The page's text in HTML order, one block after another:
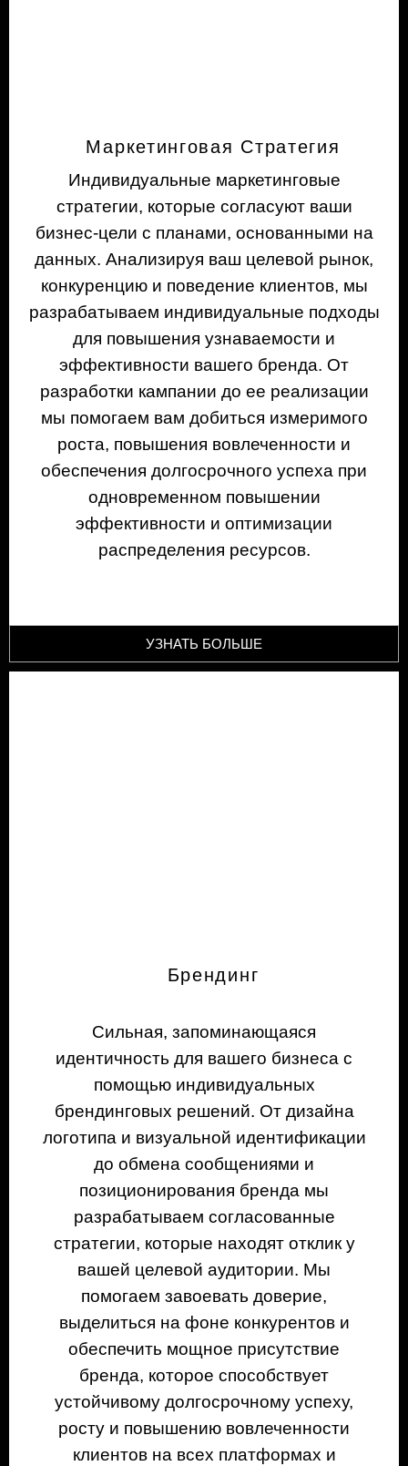
Маркетинговая Стратегия
Индивидуальные маркетинговые
стратегии, которые согласуют ваши
бизнес-цели с планами, основанными на
данных. Анализируя ваш целевой рынок,
конкуренцию и поведение клиентов, мы
разрабатываем индивидуальные подходы
для повышения узнаваемости и
эффективности вашего бренда. От
разработки кампании до ее реализации
мы помогаем вам добиться измеримого
роста, повышения вовлеченности и
обеспечения долгосрочного успеха при
одновременном повышении
эффективности и оптимизации
распределения ресурсов.
УЗНАТЬ БОЛЬШЕ
Брендинг
Сильная, запоминающаяся
идентичность для вашего бизнеса с
помощью индивидуальных
брендинговых решений. От дизайна
логотипа и визуальной идентификации
до обмена сообщениями и
позиционирования бренда мы
разрабатываем согласованные
стратегии, которые находят отклик у
вашей целевой аудитории. Мы
помогаем завоевать доверие,
выделиться на фоне конкурентов и
обеспечить мощное присутствие
бренда, которое способствует
устойчивому долгосрочному успеху,
росту и повышению вовлеченности
клиентов на всех платформах и